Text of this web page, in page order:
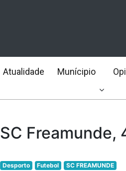
Atualidade Munícipio
SC Freamunde,
Desporto Futebol SC FREAMUNDE